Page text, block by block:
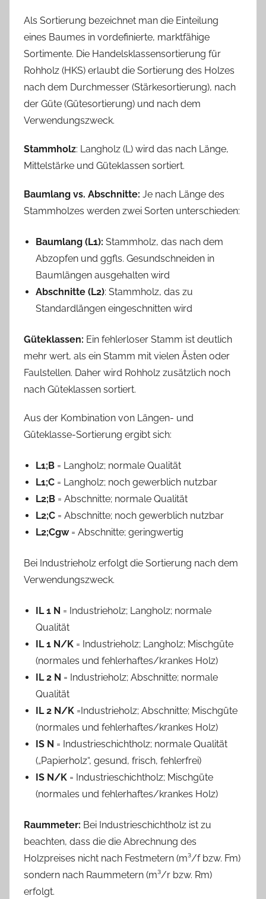
Als Sortierung bezeichnet man die Einteilung
eines Baumes in vordefinierte, marktfähige
Sortimente. Die Handelsklassensortierung für
Rohholz (HKS) erlaubt die Sortierung des Holzes
nach dem Durchmesser (Stärkesortierung), nach
der Güte (Gütesortierung) und nach dem
Verwendungszweck.
Stammholz: Langholz (L) wird das nach Länge,
Mittelstärke und Güteklassen sortiert.
Baumlang vs. Abschnitte: Je nach Länge des
Stammholzes werden zwei Sorten unterschieden:
Baumlang (L1): Stammholz, das nach dem
Abzopfen und ggfls. Gesundschneiden in
Baumlängen ausgehalten wird
Abschnitte (L2): Stammholz, das zu
Standardlängen eingeschnitten wird
Güteklassen: Ein fehlerloser Stamm ist deutlich
mehr wert, als ein Stamm mit vielen Ästen oder
Faulstellen. Daher wird Rohholz zusätzlich noch
nach Güteklassen sortiert.
Aus der Kombination von Längen- und
Güteklasse-Sortierung ergibt sich:
L1;B = Langholz; normale Qualität
L1;C = Langholz; noch gewerblich nutzbar
L2;B = Abschnitte; normale Qualität
L2;C = Abschnitte; noch gewerblich nutzbar
L2;Cgw= Abschnitte; geringwertig
Bei Industrieholz erfolgt die Sortierung nach dem
Verwendungszweck.
IL 1 N = Industrieholz; Langholz; normale
Qualität
IL 1 N/K = Industrieholz; Langholz; Mischgüte
(normales und fehlerhaftes/krankes Holz)
IL 2 N = Industrieholz; Abschnitte; normale
Qualität
IL 2 N/K =Industrieholz; Abschnitte; Mischgüte
(normales und fehlerhaftes/krankes Holz)
IS N = Industrieschichtholz; normale Qualität
(„Papierholz“, gesund, frisch, fehlerfrei)
IS N/K = Industrieschichtholz; Mischgüte
(normales und fehlerhaftes/krankes Holz)
Raummeter: Bei Industrieschichtholz ist zu
beachten, dass die die Abrechnung des
Holzpreises nicht nach Festmetern (m³/f bzw. Fm)
sondern nach Raummetern (m³/r bzw. Rm)
erfolgt.